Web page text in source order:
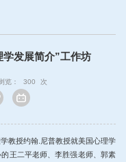
发展简介”工作坊
览： 300 次
教授约翰.尼普教授就美国心理学
王二平老师、李胜强老师、郭素